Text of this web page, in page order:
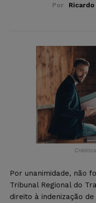
Por
Por unanimidade, não
Tribunal Regional do
direito à indenização